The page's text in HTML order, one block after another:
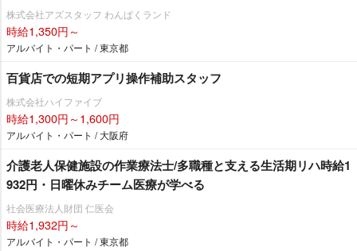
株式会社アズスタッフ わんぱくランド
時給1,350円～
アルバイト・パート / 東京都
百貨店での短期アプリ操作補助スタッフ
株式会社ハイファイブ
時給1,300円～1,600円
アルバイト・パート / 大阪府
介護老人保健施設の作業療法士/多職種と支える生活期リハ時給1
932円・日曜休みチーム医療が学べる
社会医療法人財団 仁医会
時給1,932円～
アルバイト・パート / 東京都